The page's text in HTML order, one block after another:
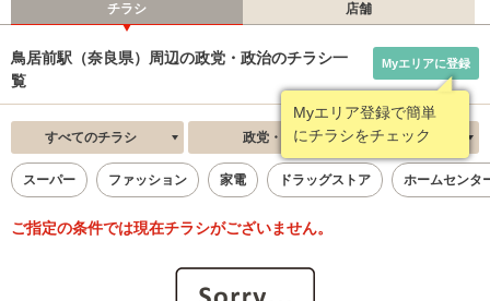
チラシ 店舗
鳥居前駅（奈良県）周辺の政党・政治のチラシ一
覧
Myエリア登録で簡単
にチラシをチェック
Myエリアに登録
すべてのチラシ 政党・政治 新着順
スーパー ファッション 家電 ドラッグストア ホームセンタ
ご指定の条件では現在チラシがございません。